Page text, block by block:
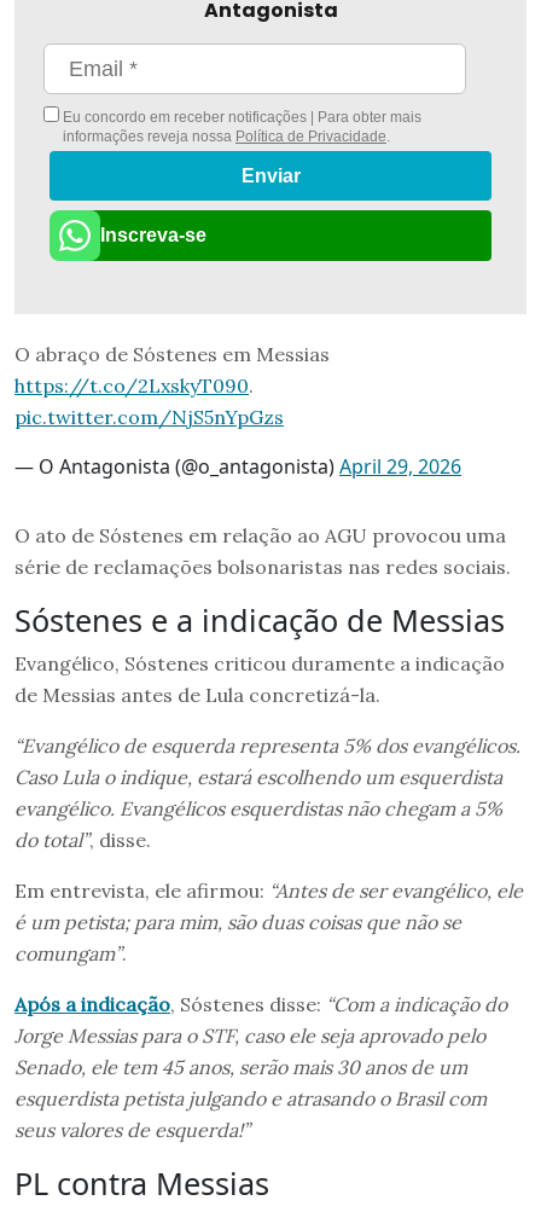
Antagonista
Eu concordo em receber notificações | Para obter mais
informações reveja nossa Política de Privacidade.
Enviar
Inscreva-se
O abraço de Sóstenes em Messias
https://t.co/2LxskyT090.
pic.twitter.com/NjS5nYpGzs
— O Antagonista (@o_antagonista)April 29, 2026
O ato de Sóstenes em relação ao AGU provocou uma
série de reclamações bolsonaristas nas redes sociais.
Sóstenes e a indicação de Messias
Evangélico, Sóstenes criticou duramente a indicação
de Messias antes de Lula concretizá-la.
“Evangélico de esquerda representa 5% dos evangélicos.
Caso Lula o indique, estará escolhendo um esquerdista
evangélico. Evangélicos esquerdistas não chegam a 5%
do total”, disse.
Em entrevista, ele afirmou: “Antes de ser evangélico, ele
é um petista; para mim, são duas coisas que não se
comungam”.
Após a indicação, Sóstenes disse: “Com a indicação do
Jorge Messias para o STF, caso ele seja aprovado pelo
Senado, ele tem 45 anos, serão mais 30 anos de um
esquerdista petista julgando e atrasando o Brasil com
seus valores de esquerda!”
PL contra Messias